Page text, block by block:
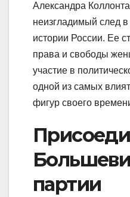
Александра
неизгладимый след в
истории России. Ее
права и свободы
участие в
одной из самых
фигур своего
партии